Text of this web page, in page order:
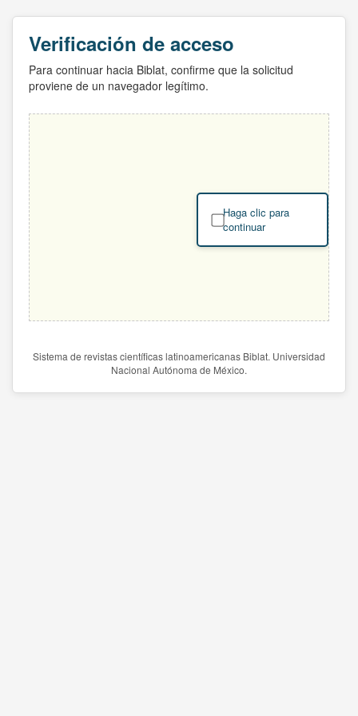
Verificación de acceso
Para continuar hacia Biblat, confirme que la solicitud
proviene de un navegador legítimo.
Haga clic para
continuar
Sistema de revistas científicas latinoamericanas Biblat. Universidad
Nacional Autónoma de México.